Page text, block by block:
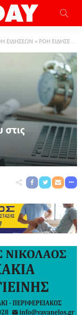
ΕΙΔΗΣΕΩΝ > ΡΟΗ ΕΙΔΗΣΕΩΝ
στις